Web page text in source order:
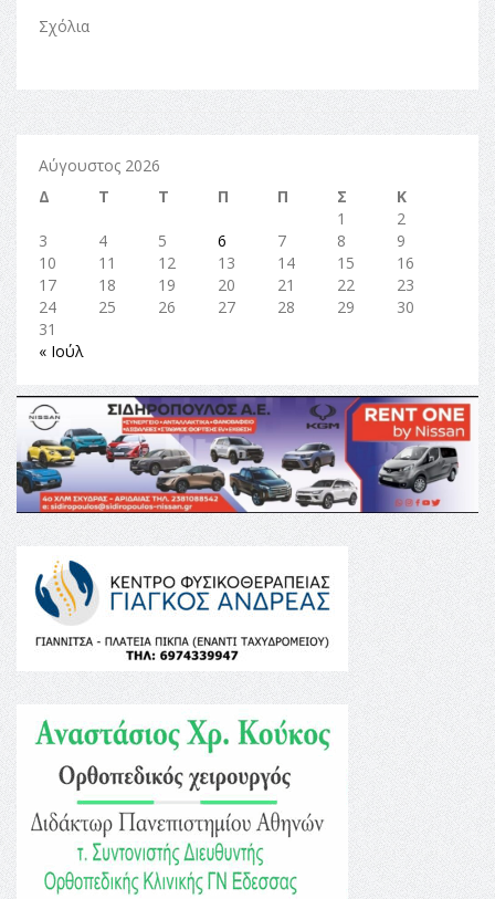
Σχόλια
Αύγουστος 2026
Δ
Τ Τ Π Π Σ
Κ
1
2
3
4 5 6 7 8
9
10
11 12 13 14 15
16
17
18 19 20 21 22
23
24
25 26 27 28 29
30
31
« Ιούλ